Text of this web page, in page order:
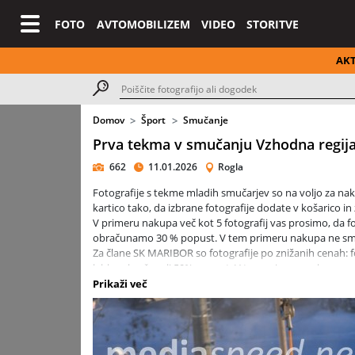
FOTO AVTOMOBILIZEM VIDEO STORITVE
Domov Šport Smučanje
Prva tekma v smučanju Vzhodna
662 11.01.2026 Rogla
Fotografije s tekme mladih smučarjev so na voljo za
kartico tako, da izbrane fotografije dodate v košarico
V primeru nakupa več kot 5 fotografij vas prosimo, da
obračunamo 30 % popust. V tem primeru nakupa ne
Za člane SK MARIBOR so fotografije po znižanih
lahko obračunali 50% popust. V tem primeru nakupa ne
Pokal Vzhodne regije v alpskem smučanju – U10 in U12
V nedeljo, 11. januarja 2026, je na smučišču Rogla
Smučarske zveze Slovenije (SZS). V disciplini
Prikaži več